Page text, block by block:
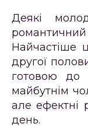
Деякі
Найчастіше
другої
готовою до
майбутнім
але ефектні
день.